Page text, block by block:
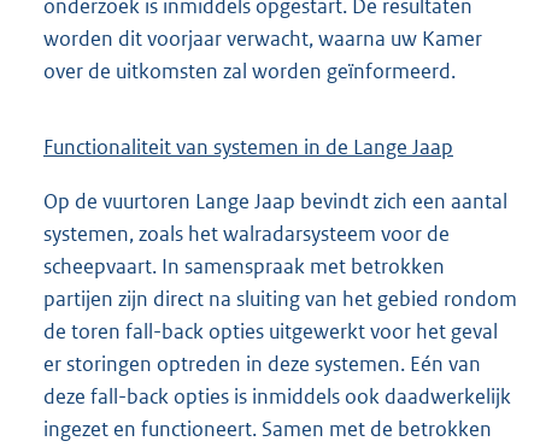
onderzoek is inmiddels opgestart. De resultaten
worden dit voorjaar verwacht, waarna uw Kamer
over de uitkomsten zal worden geïnformeerd.
Functionaliteit van systemen in de Lange Jaap
Op de vuurtoren Lange Jaap bevindt zich een aantal
systemen, zoals het walradarsysteem voor de
scheepvaart. In samenspraak met betrokken
partijen zijn direct na sluiting van het gebied rondom
de toren fall-back opties uitgewerkt voor het geval
er storingen optreden in deze systemen. Eén van
deze fall-back opties is inmiddels ook daadwerkelijk
ingezet en functioneert. Samen met de betrokken